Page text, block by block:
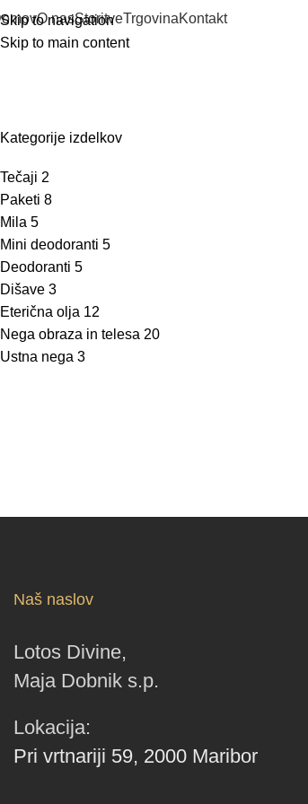
Skip to navigation
Skip to main content
O nasStoritveTrgovinaKontakt
joga
Kategorije izdelkov
Tečaji 2
Paketi 8
Mila 5
Mini deodoranti 5
Deodoranti 5
Dišave 3
Eterična olja 12
Nega obraza in telesa 20
Ustna nega 3
Naš naslov
Lotos Divine,
Maja Dobnik s.p.
Lokacija:
Pri vrtnariji 59, 2000 Maribor